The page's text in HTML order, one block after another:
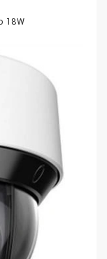
18W